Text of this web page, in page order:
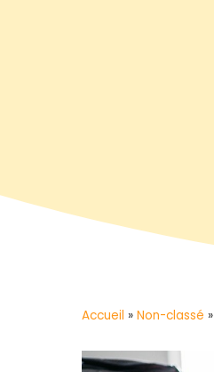
Accueil » Non-classé »